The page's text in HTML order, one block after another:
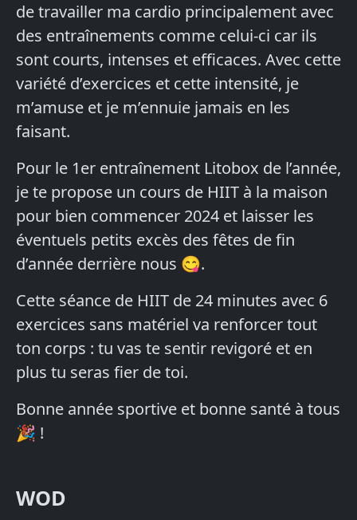
de travailler ma cardio principalement avec
des entraînements comme celui-ci car ils
sont courts, intenses et efficaces. Avec cette
variété d’exercices et cette intensité, je
m’amuse et je m’ennuie jamais en les
faisant.
Pour le 1er entraînement Litobox de l’année,
je te propose un cours de HIIT à la maison
pour bien commencer 2024 et laisser les
éventuels petits excès des fêtes de fin
d’année derrière nous 😋.
Cette séance de HIIT de 24 minutes avec 6
exercices sans matériel va renforcer tout
ton corps : tu vas te sentir revigoré et en
plus tu seras fier de toi.
Bonne année sportive et bonne santé à tous
🎉 !
WOD